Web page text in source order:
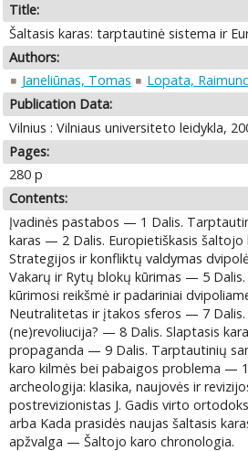
Title:
Šaltasis karas: tarptautinė sistema ir
Authors:
Janeliūnas, Tomas
Lopata,
Publication Data:
Vilnius : Vilniaus universiteto leidykla,
Pages:
280 p
Contents:
Įvadinės pastabos — 1 Dalis.
karas — 2 Dalis. Europietiškasis
Strategijos ir konfliktų valdymas
Vakarų ir Rytų blokų kūrimas — 5
kūrimosi reikšmė ir padariniai
Neutralitetas ir įtakos sferos — 7 Dalis.
(ne)revoliucija? — 8 Dalis. Slaptasis
propaganda — 9 Dalis. Tarptautinių
karo kilmės bei pabaigos problema —
archeologija: klasika, naujovės ir
postrevizionistas J. Gadis virto
arba Kada prasidės naujas šaltasis
apžvalga — Šaltojo karo chronologia.